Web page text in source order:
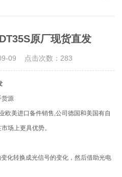
原厂现货直发
09 点击次数：283
货源
欧美进口备件销售,公司德国和美国有自
场上更具优势。
化转换成光信号的变化，然后借助光电